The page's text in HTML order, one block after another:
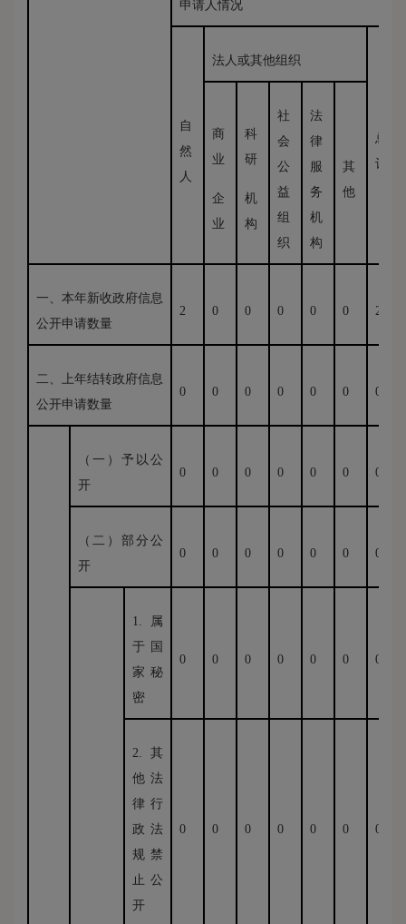
申请人情况
自
然
人
法人或其他组织
总
计
商
业
企
业
科
研
机
构
社
会
公
益
组
织
法
律
服
务
机
构
其
他
一、本年新收政府信息
公开申请数量
2 0 0 0 0 0 2
二、上年结转政府信息
公开申请数量
0 0 0 0 0 0 0
（一）予以公
开
0 0 0 0 0 0 0
（二）部分公
开
0 0 0 0 0 0 0
1.属
于国
家秘
密
0 0 0 0 0 0 0
2.其
他法
律行
政法
规禁
止公
开
0 0 0 0 0 0 0